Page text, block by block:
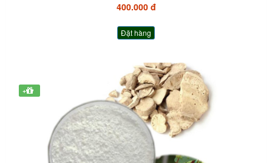
400.000 đ
Đặt hàng
+